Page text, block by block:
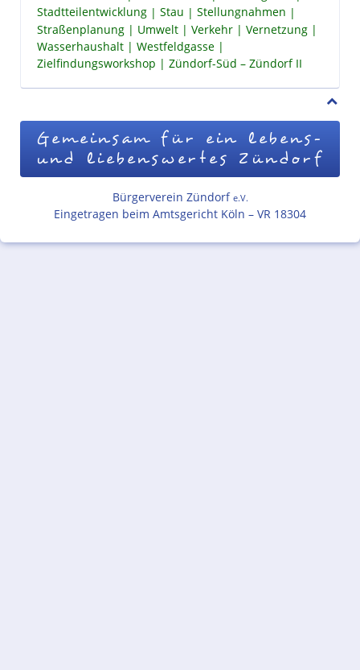
Stadtteilentwicklung
Stau
Stellungnahmen
Straßenplanung
Umwelt Verkehr
Vernetzung
Wasserhaushalt
Westfeldgasse
Zielfindungsworkshop
Zündorf-Süd – Zündorf II
Gemeinsam für ein lebens-
und liebenswertes Zündorf
Bürgerverein Zündorf e.V.
Eingetragen beim Amtsgericht Köln – VR 18304